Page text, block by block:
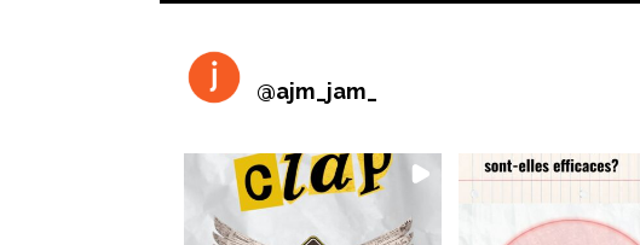
@ajm_jam_